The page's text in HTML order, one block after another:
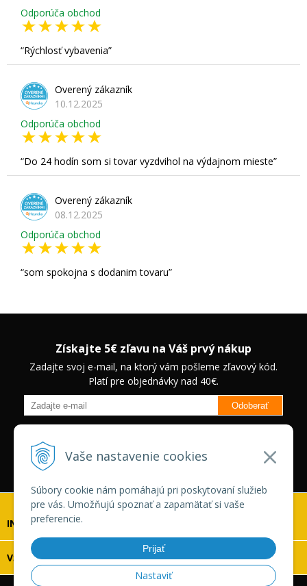
Vaše nastavenie cookies
Súbory cookie nám pomáhajú pri poskytovaní služieb
pre vás. Umožňujú spoznať a zapamätať si vaše
preferencie.
Prijať
Nastaviť
Odporúča obchod
Rýchlosť vybavenia
Overený zákazník
10.12.2025
Odporúča obchod
Do 24 hodín som si tovar vyzdvihol na výdajnom mieste
Overený zákazník
08.12.2025
Odporúča obchod
som spokojna s dodanim tovaru
Získajte 5€ zľavu na Váš prvý nákup
Zadajte svoj e-mail, na ktorý vám pošleme zľavový kód.
Platí pre objednávky nad 40€.
Odoberať
zľavách na vybrané produkty.
Neplatí pre Veľkoobchodných
zákazníkov.
INFOLINKA
VŠETKO O NÁKUPE